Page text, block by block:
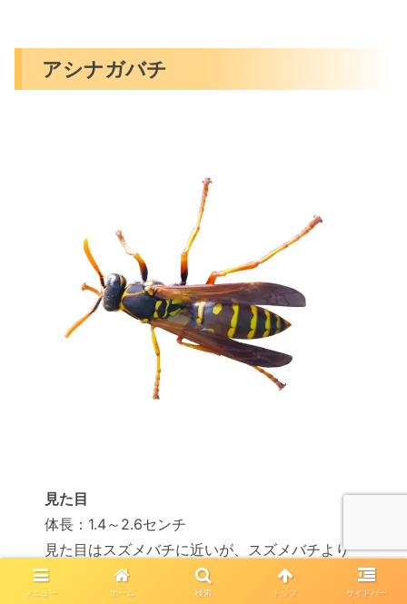
アシナガバチ
見た目
体長：1.4～2.6センチ
見た目はスズメバチに近いが、スズメバチより
細身で小さい
メニュー ホーム 検索 トップ サイドバー